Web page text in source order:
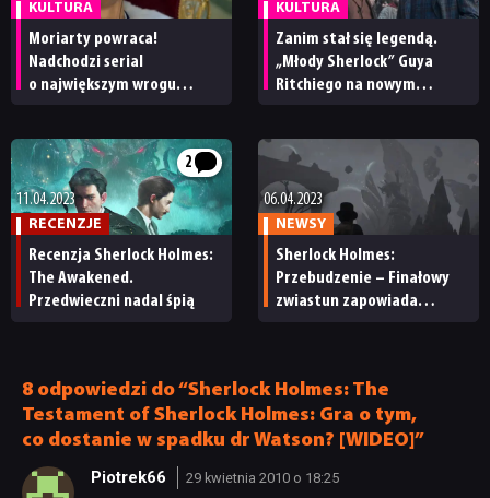
TECHNOLOGIE
DYSKUSJE
JUŻ GRALIŚMY
SKLEP
KULTURA
Moriarty powraca!
Nadchodzi serial
o największym wrogu
KULTURA
Zanim stał się legendą.
„Młody Sherlock” Guya
Ritchiego na nowym
2
11.04.2023
RECENZJE
Recenzja Sherlock Holmes:
The Awakened.
Przedwieczni nadal śpią
06.04.2023
NEWSY
Sherlock Holmes:
Przebudzenie – Finałowy
zwiastun zapowiada
8 odpowiedzi do “Sherlock Holmes: The
Testament of Sherlock Holmes: Gra o tym,
co dostanie w spadku dr Watson? [WIDEO]”
Piotrek66 29 kwietnia 2010 o 18:25